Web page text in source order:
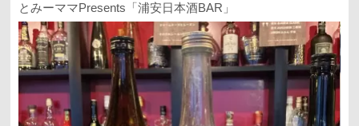
とみーママPresents「浦安日本酒BAR」